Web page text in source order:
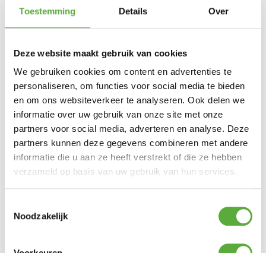
Toestemming Details Over
Deze website maakt gebruik van cookies
We gebruiken cookies om content en advertenties te
personaliseren, om functies voor social media te bieden
en om ons websiteverkeer te analyseren. Ook delen we
informatie over uw gebruik van onze site met onze
partners voor social media, adverteren en analyse. Deze
partners kunnen deze gegevens combineren met andere
informatie die u aan ze heeft verstrekt of die ze hebben
verzameld op basis van uw gebruik van hun services.
Noodzakelijk
In winkelmand
Gratis verzending vanaf €250,-*
Achteraf betalen mogelijk
Kopersbescherming met Trusted Shops
SKU53572110
Categorieën Dining tafels, Sale
Merk
Hartman
Antraciet
Bruin